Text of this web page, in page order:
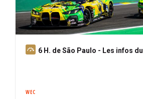
A
6 H. de São Paulo - Les infos
WEC